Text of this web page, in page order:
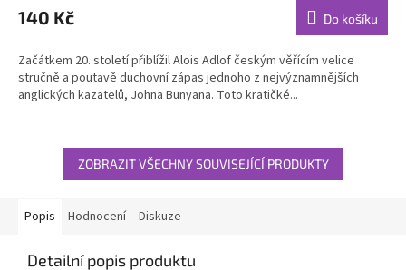
produktu
je
z
5
hvězdiček.
140 Kč Do košíku
Začátkem 20. století přiblížil Alois Adlof českým věřícím velice
stručně a poutavě duchovní zápas jednoho z nejvýznamnějších
anglických kazatelů, Johna Bunyana. Toto kratičké...
ZOBRAZIT VŠECHNY SOUVISEJÍCÍ PRODUKTY
Popis Hodnocení Diskuze
Detailní popis produktu